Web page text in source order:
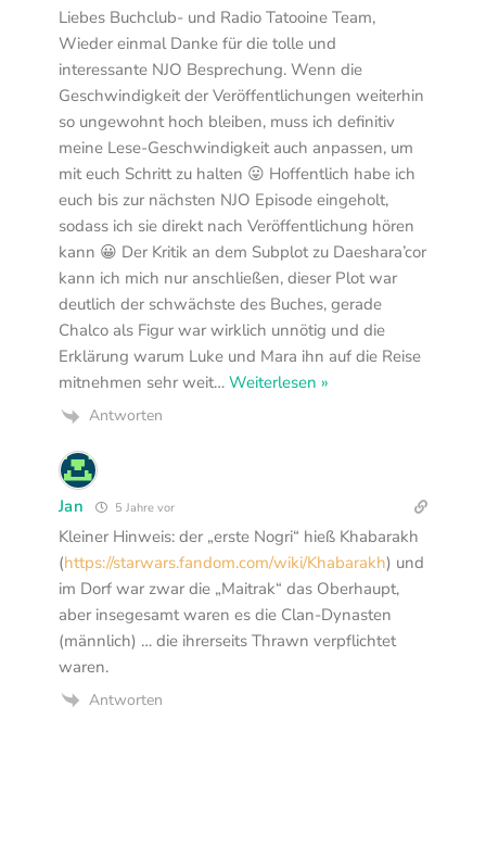
Liebes Buchclub- und Radio Tatooine Team,
Wieder einmal Danke für die tolle und
interessante NJO Besprechung. Wenn die
Geschwindigkeit der Veröffentlichungen weiterhin
so ungewohnt hoch bleiben, muss ich definitiv
meine Lese-Geschwindigkeit auch anpassen, um
mit euch Schritt zu halten 😛 Hoffentlich habe ich
euch bis zur nächsten NJO Episode eingeholt,
sodass ich sie direkt nach Veröffentlichung hören
kann 😀 Der Kritik an dem Subplot zu Daeshara’cor
kann ich mich nur anschließen, dieser Plot war
deutlich der schwächste des Buches, gerade
Chalco als Figur war wirklich unnötig und die
Erklärung warum Luke und Mara ihn auf die Reise
mitnehmen sehr weit… Weiterlesen »
Antworten
Jan 5 Jahre vor
Kleiner Hinweis: der „erste Nogri“ hieß Khabarakh
(https://starwars.fandom.com/wiki/Khabarakh) und
im Dorf war zwar die „Maitrak“ das Oberhaupt,
aber insegesamt waren es die Clan-Dynasten
(männlich) … die ihrerseits Thrawn verpflichtet
waren.
Antworten